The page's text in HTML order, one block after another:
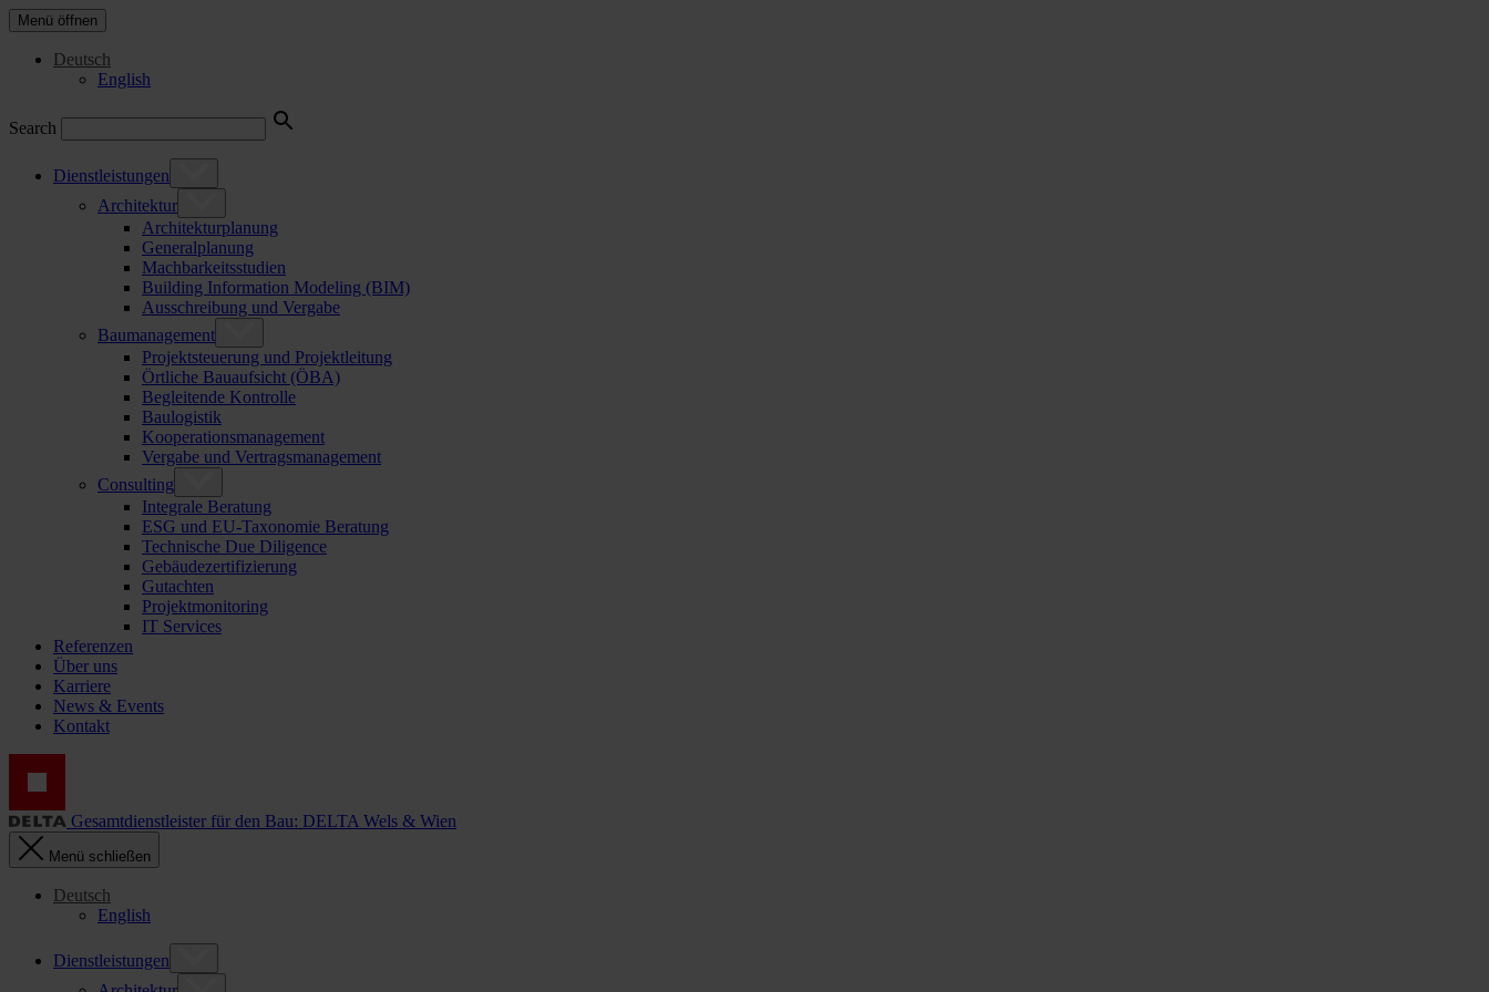
Menü öffnen
Deutsch
English
Search
Dienstleistungen
Architektur
Architekturplanung
Generalplanung
Machbarkeitsstudien
Building Information Modeling (BIM)
Ausschreibung und Vergabe
Baumanagement
Projektsteuerung und Projektleitung
Örtliche Bauaufsicht (ÖBA)
Begleitende Kontrolle
Baulogistik
Kooperationsmanagement
Vergabe und Vertragsmanagement
Consulting
Integrale Beratung
ESG und EU-Taxonomie Beratung
Technische Due Diligence
Gebäudezertifizierung
Gutachten
Projektmonitoring
IT Services
Referenzen
Über uns
Karriere
News & Events
Kontakt
Gesamtdienstleister für den Bau: DELTA Wels & Wien
Menü schließen
Deutsch
English
Dienstleistungen